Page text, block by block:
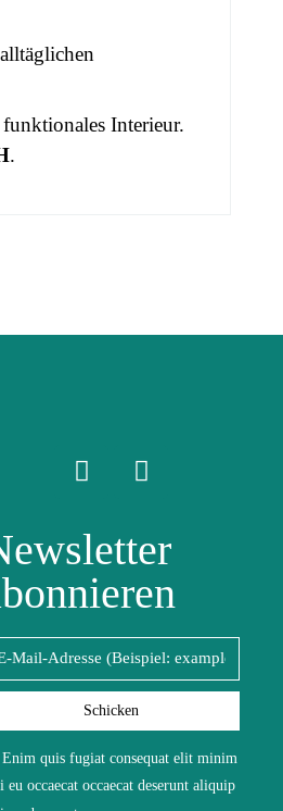
Interieur.
.
Schicken
Enim quis fugiat consequat elit minim
eu occaecat occaecat deserunt aliquip